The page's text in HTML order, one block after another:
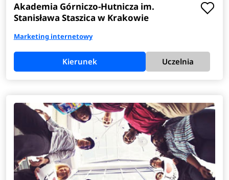
Akademia Górniczo-Hutnicza im.
Stanisława Staszica w Krakowie
Marketing internetowy
Kierunek Uczelnia